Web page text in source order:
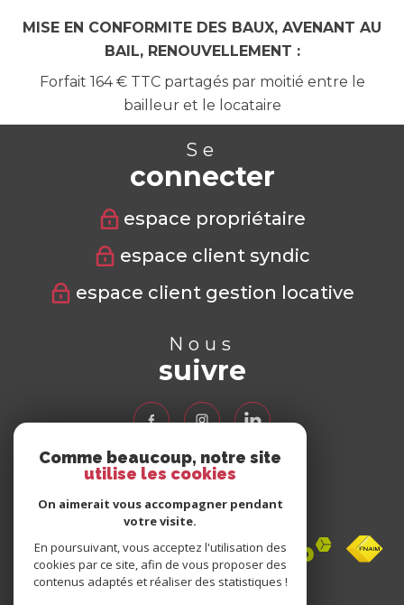
MISE EN CONFORMITE DES BAUX, AVENANT AU
BAIL, RENOUVELLEMENT :
Forfait 164 € TTC partagés par moitié entre le
bailleur et le locataire
Se
connecter
espace propriétaire
espace client syndic
espace client gestion locative
Nous
suivre
Nous
adhérons
Comme beaucoup, notre site
utilise les cookies
On aimerait vous accompagner pendant
votre visite.
En poursuivant, vous acceptez l'utilisation des
cookies par ce site, afin de vous proposer des
contenus adaptés et réaliser des statistiques !